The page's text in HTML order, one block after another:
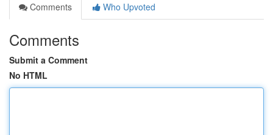
Comments
Who Upvoted
Comments
Submit a Comment
No HTML